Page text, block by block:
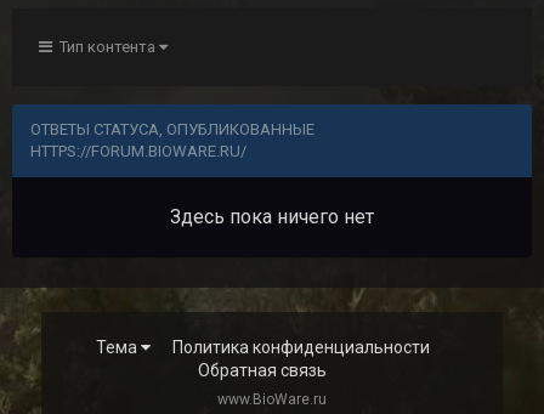
Тип контента
ОТВЕТЫ СТАТУСА, ОПУБЛИКОВАННЫЕ
HTTPS://FORUM.BIOWARE.RU/
Здесь пока ничего нет
Тема
Политика конфиденциальности
Обратная связь
www.BioWare.ru